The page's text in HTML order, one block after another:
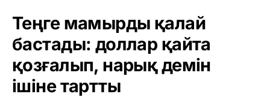
Теңге мамырды қалай
бастады: доллар қайта
қозғалып, нарық демін
ішіне тартты